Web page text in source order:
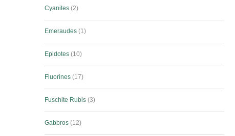
Cyanites 2
Emeraudes 1
Epidotes 10
Fluorines 17
Fuschite Rubis 3
Gabbros 12